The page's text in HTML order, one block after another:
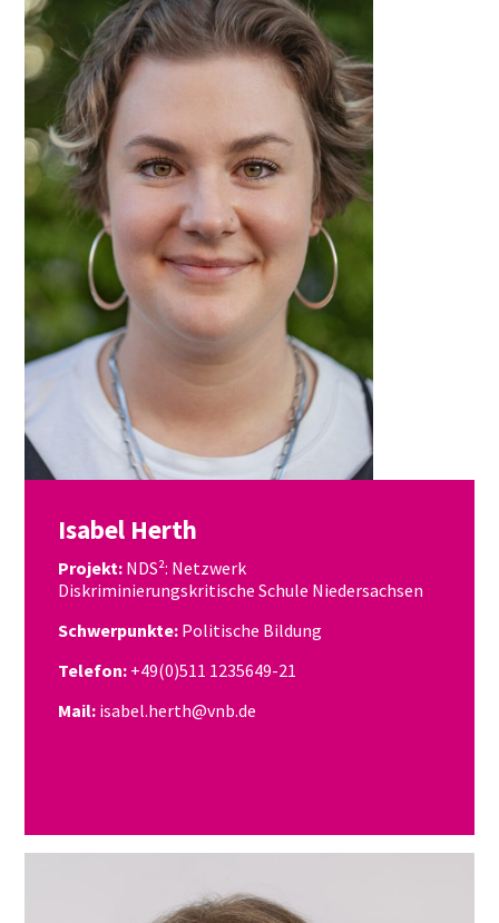
Isabel Herth
Projekt: NDS²: Netzwerk
Diskriminierungskritische Schule Niedersachsen
Schwerpunkte: Politische Bildung
Telefon: +49(0)511 1235649-21
Mail: isabel.herth@vnb.de